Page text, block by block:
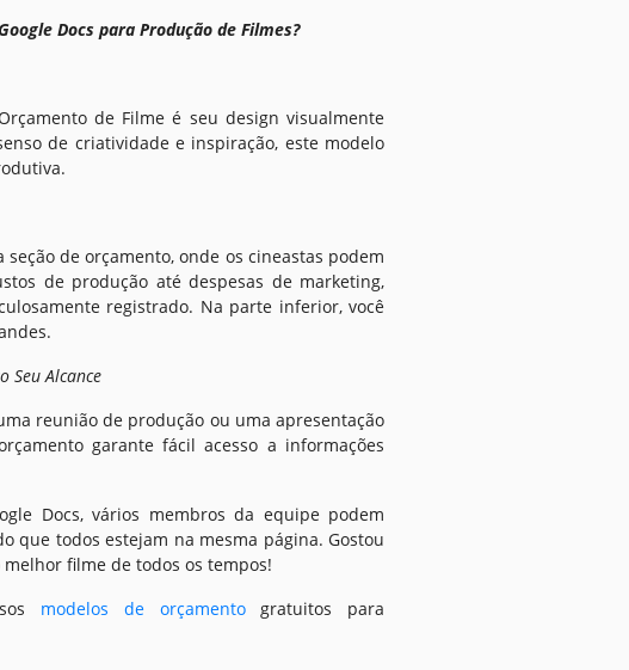
Docs para Produção de Filmes?
de Filme é seu design visualmente
de criatividade e inspiração, este modelo
de orçamento, onde os cineastas podem
de produção até despesas de marketing,
registrado. Na parte inferior, você
Seu Alcance
reunião de produção ou uma apresentação
garante fácil acesso a informações
Docs, vários membros da equipe podem
que todos estejam na mesma página. Gostou
filme de todos os tempos!
modelos de orçamentogratuitos para